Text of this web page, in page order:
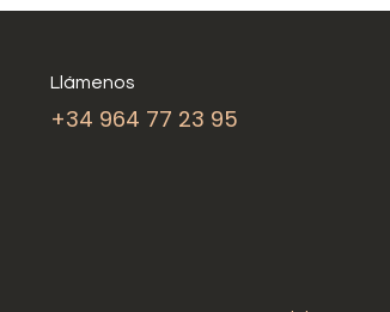
Llámenos
+34 964 77 23 95